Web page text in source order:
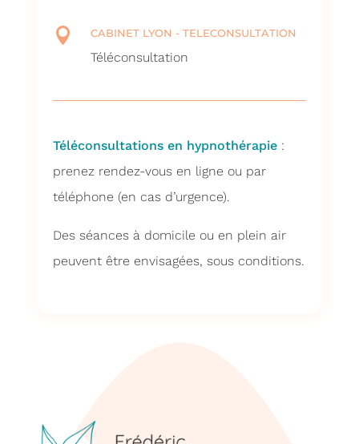
 CABINET LYON - TELECONSULTATION
Téléconsultation
Téléconsultations en hypnothérapie:
prenez rendez-vous en ligne ou par
téléphone (en cas d’urgence).
Des séances à domicile ou en plein air
peuvent être envisagées, sous conditions.